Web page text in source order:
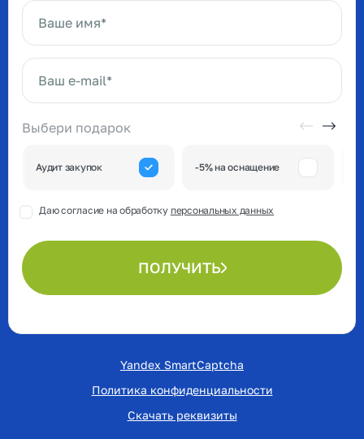
Выбери подарок
Аудит закупок -5% на оснащение
Даю согласие на обработку персональных данных
ПОЛУЧИТЬ
Yandex SmartCaptcha
Политика конфиденциальности
Скачать реквизиты